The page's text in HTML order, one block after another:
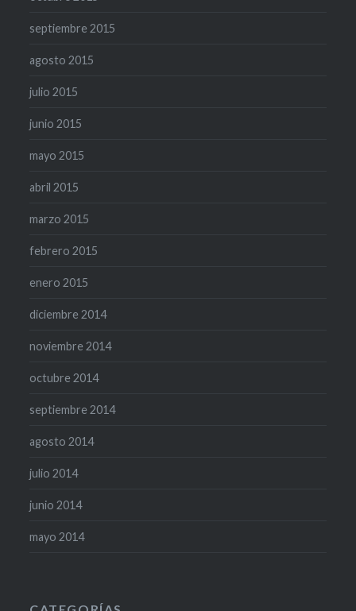
septiembre 2015
agosto 2015
julio 2015
junio 2015
mayo 2015
abril 2015
marzo 2015
febrero 2015
enero 2015
diciembre 2014
noviembre 2014
octubre 2014
septiembre 2014
agosto 2014
julio 2014
junio 2014
mayo 2014